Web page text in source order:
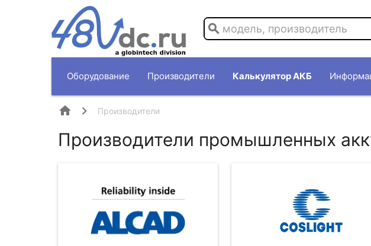
search
Оборудование Производители Калькулятор АКБ
home Производители
Производители промышленных